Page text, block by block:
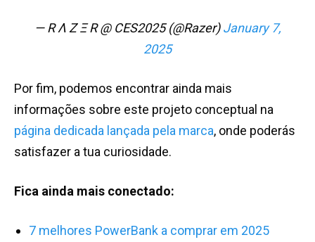
— R Λ Z Ξ R @ CES2025 (@Razer)January 7,
2025
Por fim, podemos encontrar ainda mais
informações sobre este projeto conceptual na
página dedicada lançada pela marca, onde poderás
satisfazer a tua curiosidade.
Fica ainda mais conectado:
7 melhores PowerBank a comprar em 2025